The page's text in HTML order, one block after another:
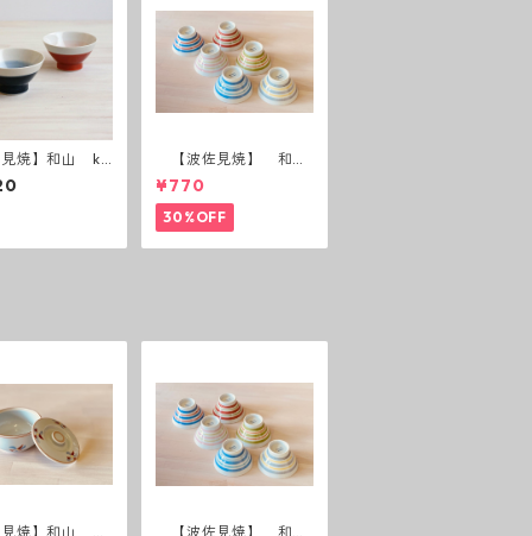
見焼】和山 ku
碗 半青・半
【波佐見焼】 和
山 広東碗 二色ボー
ダー 全6パターン
¥770
30%OFF
焼】和山 蓋
【波佐見焼】 和